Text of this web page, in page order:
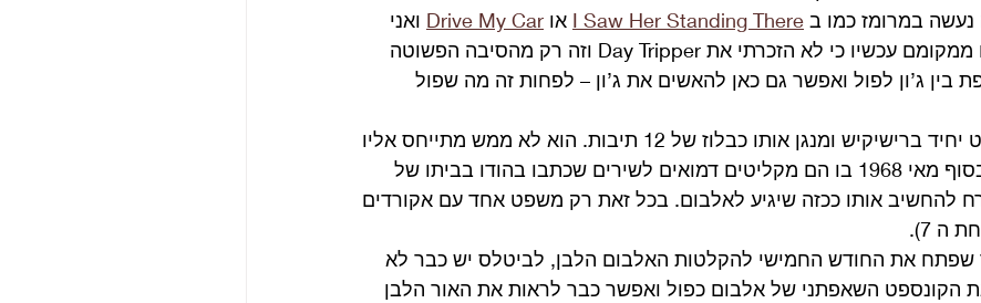
במרומז כמו ב I Saw Her Standing There או Drive My Car ואני
יודע שיש כאלו שקופצים ממקומם עכשיו כי לא הזכרתי את Day Tripper וזה רק מהסיבה הפשוטה
בין ג’ון לפול ואפשר גם כאן להאשים את ג’ון – לפחות זה מה שפול
בתחילה פול כותב משפט יחיד ברישיקיש ומנגן אותו כבלוז של 12 תיבות. הוא לא ממש מתייחס אליו
ברצינות וכשמגיע היום בסוף מאי 1968 בו הם מקליטים דמואים לשירים שכתבו בהודו בביתו של
להחשיב אותו ככזה שיגיע לאלבום. בכל זאת רק משפט אחד עם אקורדים
ה 7).
שפתח את החודש החמישי להקלטות האלבום הלבן, לביטלס יש כבר לא
הקונספט השאפתני של אלבום כפול ואפשר כבר לראות את האור הלבן